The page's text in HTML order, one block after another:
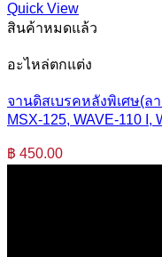
Quick View
สินค้าหมดแล้ว
อะไหล่ตกแต่ง
จานดิสเบรคหลังพิเศษ(ล
MSX-125, WAVE-110 I,
฿ 450.00